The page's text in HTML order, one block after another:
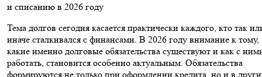
и списанию в 2026 году
Тема долгов сегодня касается практически каждого, кто так
иначе сталкивался с финансами. В 2026 году внимание к тому,
какие именно долговые обязательства существуют и как с
работать, становится особенно актуальным. Обязательства
формируются не только при оформлении кредита, но и в